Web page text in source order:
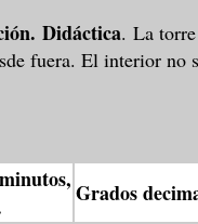
Didáctica. La torre
fuera. El interior no
Grados